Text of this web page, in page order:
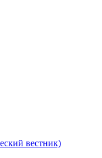
вестник)